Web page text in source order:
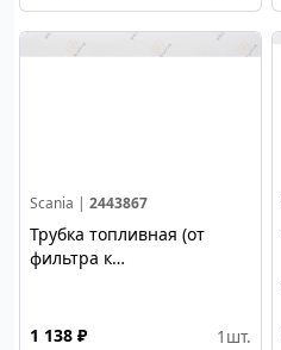
Scania | 2443867
Трубка топливная (от
фильтра к
1 138 ₽
1 шт.